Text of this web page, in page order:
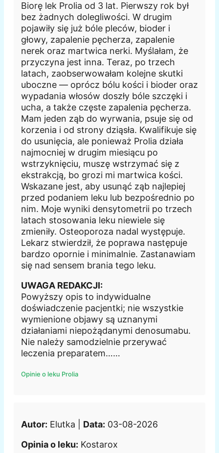
Biorę lek Prolia od 3 lat. Pierwszy rok był
bez żadnych dolegliwości. W drugim
pojawiły się już bóle pleców, bioder i
głowy, zapalenie pęcherza, zapalenie
nerek oraz martwica nerki. Myślałam, że
przyczyna jest inna. Teraz, po trzech
latach, zaobserwowałam kolejne skutki
uboczne — oprócz bólu kości i bioder oraz
wypadania włosów doszły bóle szczęki i
ucha, a także częste zapalenia pęcherza.
Mam jeden ząb do wyrwania, psuje się od
korzenia i od strony dziąsła. Kwalifikuje się
do usunięcia, ale ponieważ Prolia działa
najmocniej w drugim miesiącu po
wstrzyknięciu, muszę wstrzymać się z
ekstrakcją, bo grozi mi martwica kości.
Wskazane jest, aby usunąć ząb najlepiej
przed podaniem leku lub bezpośrednio po
nim. Moje wyniki densytometrii po trzech
latach stosowania leku niewiele się
zmieniły. Osteoporoza nadal występuje.
Lekarz stwierdził, że poprawa następuje
bardzo opornie i minimalnie. Zastanawiam
się nad sensem brania tego leku.
UWAGA REDAKCJI:
Powyższy opis to indywidualne
doświadczenie pacjentki; nie wszystkie
wymienione objawy są uznanymi
działaniami niepożądanymi denosumabu.
Nie należy samodzielnie przerywać
leczenia preparatem……
Opinie o leku Prolia
Autor: Elutka | Data: 03-08-2026
Opinia o leku: Kostarox